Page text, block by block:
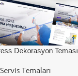
Dekorasyon Teması
Temaları